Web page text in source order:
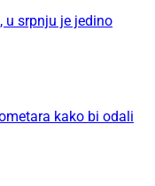
u srpnju je jedino
kako bi odali